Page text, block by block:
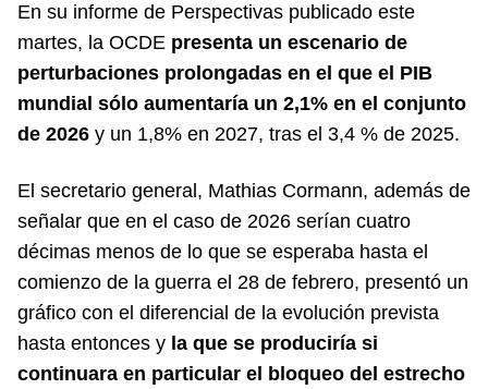
En su informe de Perspectivas publicado este
martes, la OCDE presenta un escenario de
perturbaciones prolongadas en el que el PIB
mundial sólo aumentaría un 2,1% en el conjunto
de 2026 y un 1,8% en 2027, tras el 3,4 % de 2025.
El secretario general, Mathias Cormann, además de
señalar que en el caso de 2026 serían cuatro
décimas menos de lo que se esperaba hasta el
comienzo de la guerra el 28 de febrero, presentó un
gráfico con el diferencial de la evolución prevista
hasta entonces y la que se produciría si
continuara en particular el bloqueo del estrecho